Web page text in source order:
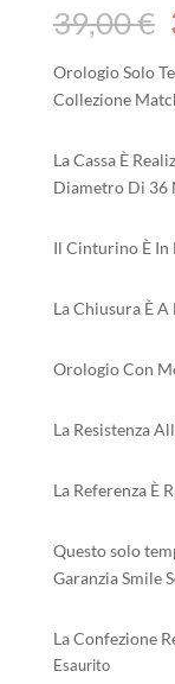
39,00€
Orologio Solo
Collezione
La Cassa È
Diametro Di 36
Il Cinturino È In
La Chiusura È
Orologio Con
La Resistenza
La Referenza È
Questo solo
Garanzia Smile
La Confezione
Esaurito